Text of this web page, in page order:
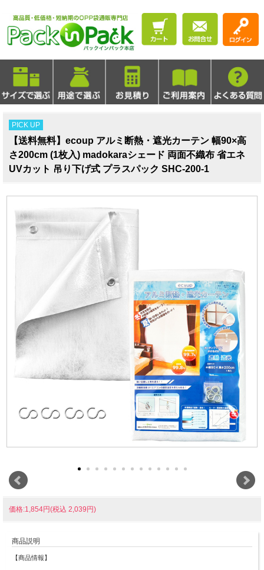
PICK UP
【送料無料】ecoup アルミ断熱・遮光カーテン 幅90×高
さ200cm (1枚入) madokaraシェード 両面不織布 省エネ
UVカット 吊り下げ式 プラスパック SHC-200-1
価格:1,854円(税込 2,039円)
商品説明
【商品情報】